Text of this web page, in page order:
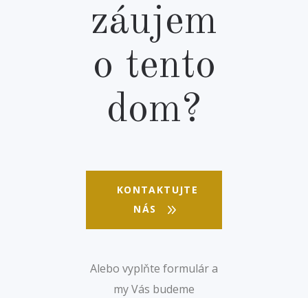
záujem
o tento
dom?
KONTAKTUJTE
NÁS
Alebo vyplňte formulár a
my Vás budeme